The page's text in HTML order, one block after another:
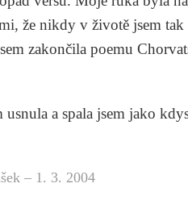
že nikdy v životě jsem
zakončila poemu
usnula a spala jsem jako
– 1. 3. 2004